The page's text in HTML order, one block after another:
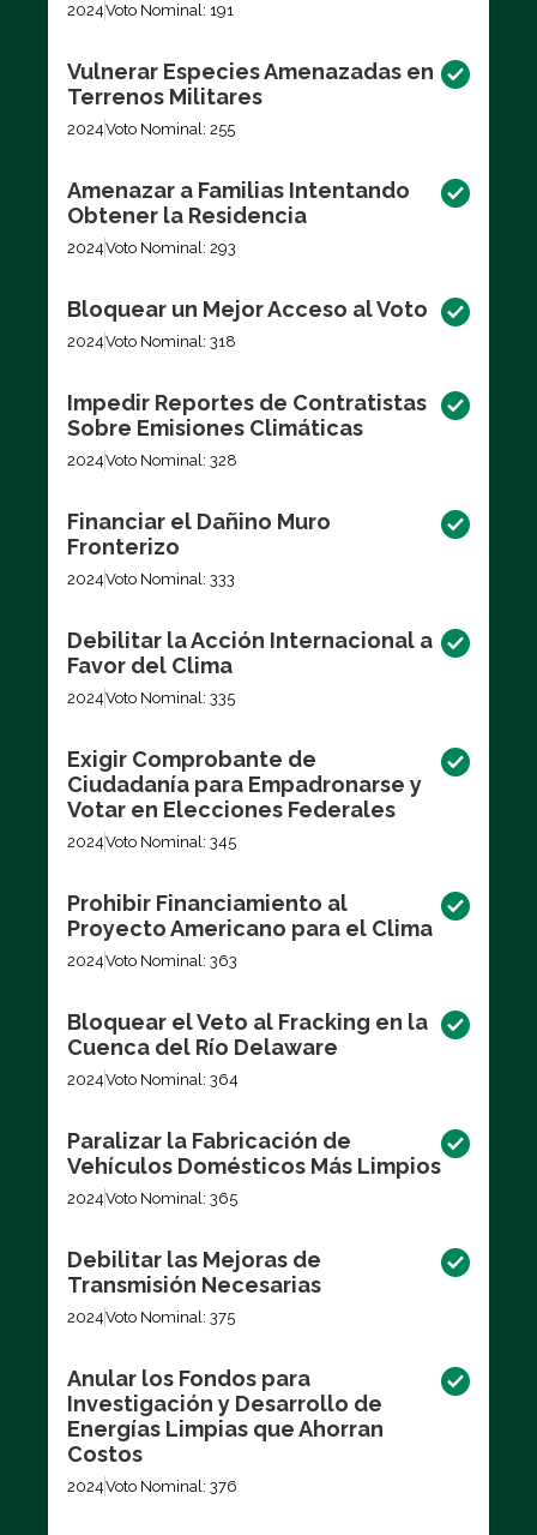
2024Voto Nominal: 191
Vulnerar Especies Amenazadas en
Terrenos Militares
2024Voto Nominal: 255
Amenazar a Familias Intentando
Obtener la Residencia
2024Voto Nominal: 293
Bloquear un Mejor Acceso al Voto
2024Voto Nominal: 318
Impedir Reportes de Contratistas
Sobre Emisiones Climáticas
2024Voto Nominal: 328
Financiar el Dañino Muro
Fronterizo
2024Voto Nominal: 333
Debilitar la Acción Internacional a
Favor del Clima
2024Voto Nominal: 335
Exigir Comprobante de
Ciudadanía para Empadronarse y
Votar en Elecciones Federales
2024Voto Nominal: 345
Prohibir Financiamiento al
Proyecto Americano para el Clima
2024Voto Nominal: 363
Bloquear el Veto al Fracking en la
Cuenca del Río Delaware
2024Voto Nominal: 364
Paralizar la Fabricación de
Vehículos Domésticos Más Limpios
2024Voto Nominal: 365
Debilitar las Mejoras de
Transmisión Necesarias
2024Voto Nominal: 375
Anular los Fondos para
Investigación y Desarrollo de
Energías Limpias que Ahorran
Costos
2024Voto Nominal: 376